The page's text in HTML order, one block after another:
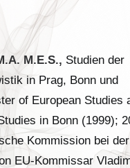
M.E.S., Studien der
in Prag, Bonn und
of European Studies
in Bonn (1999);
Kommission bei
EU-Kommissar